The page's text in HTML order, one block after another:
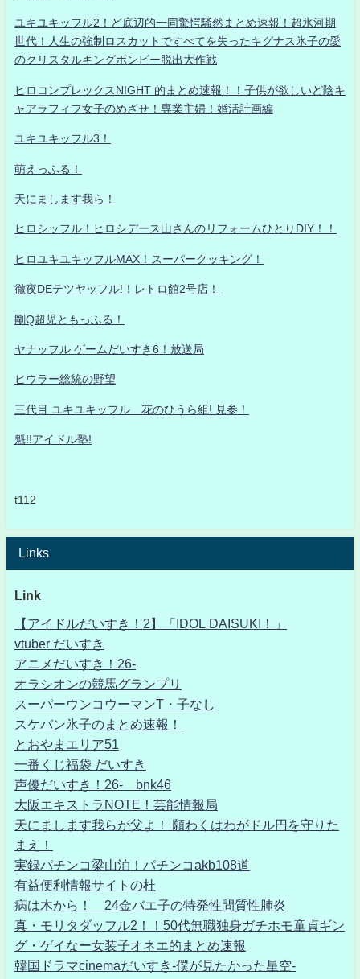
ユキユキッフル2！ど底辺的一同驚愕騒然まとめ速報！超氷河期
世代！人生の強制ロスカットですべてを失ったキグナス氷子の愛
のクリスタルキングボンビー脱出大作戦
ヒロコンプレックスNIGHT 的まとめ速報！！子供が欲しいど陰キ
ャアラフィフ女子のめざせ！専業主婦！婚活計画編
ユキユキッフル3！
萌えっふる！
天にまします我ら！
ヒロシッフル！ヒロシデース山さんのリフォームひとりDIY！！
ヒロユキユキッフルMAX！スーパークッキング！
徹夜DEテツヤッフル!！レトロ館2号店！
剛Q超児ともっふる！
ヤナッフル ゲームだいすき6！放送局
ヒウラー総統の野望
三代目 ユキユキッフル 花のひうら組! 見参！
魁!!アイドル塾!
t112
Links
Link
【アイドルだいすき！2】「IDOL DAISUKI！」
vtuber だいすき
アニメだいすき！26-
オラシオンの競馬グランプリ
スーパーウンコウーマンT・子なし
スケバン氷子のまとめ速報！
とおやまエリア51
一番くじ福袋 だいすき
声優だいすき！26- bnk46
大阪エキストラNOTE！芸能情報局
天にまします我らが父よ！ 願わくはわがドル円を守りた
まえ！
実録パチンコ梁山泊！パチンコakb108道
有益便利情報サイトの杜
病は木から！ 24金バエ子の特発性間質性肺炎
真・モリタダッフル2！！50代無職独身ガチホモ童貞ギン
グ・ゲイなー女装子オネエ的まとめ速報
韓国ドラマcinemaだいすき-僕が見たかった星空-